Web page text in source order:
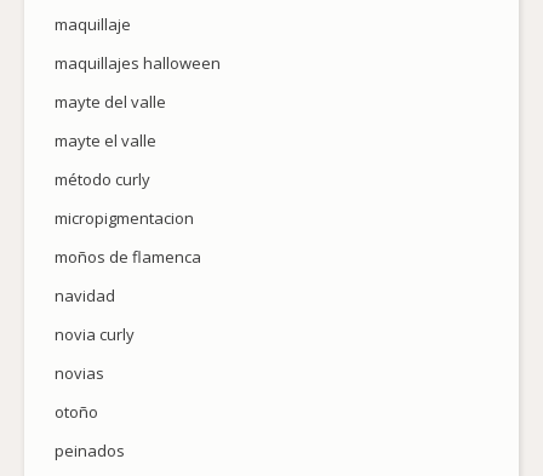
maquillaje
maquillajes halloween
mayte del valle
mayte el valle
método curly
micropigmentacion
moños de flamenca
navidad
novia curly
novias
otoño
peinados